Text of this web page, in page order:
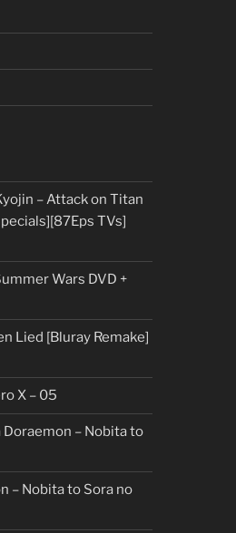
– Attack on Titan
TVs]
Wars DVD +
Lied [Bluray Remake]
X – 05
Doraemon – Nobita to
– Nobita to Sora no